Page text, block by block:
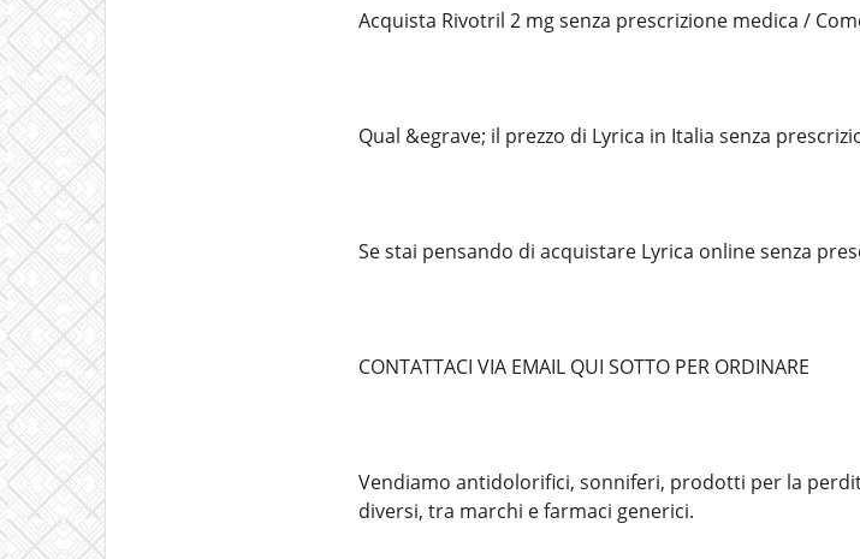
Acquista Rivotril 2 mg senza prescrizione medica /
Qual &egrave; il prezzo di Lyrica in Italia senza
Se stai pensando di acquistare Lyrica online senza
CONTATTACI VIA EMAIL QUI SOTTO PER ORDINARE
Vendiamo antidolorifici, sonniferi, prodotti per la
diversi, tra marchi e farmaci generici.